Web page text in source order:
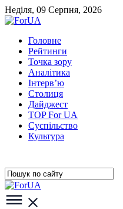
Неділя, 09 Серпня, 2026
Головне
Рейтинги
Точка зору
Аналітика
Інтерв’ю
Столиця
Дайджест
TOP For UA
Суспiльство
Культура